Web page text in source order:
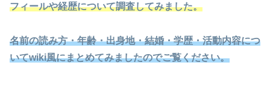
フィールや経歴について調査してみました。
名前の読み方・年齢・出身地・結婚・学歴・活動内容につ
いてwiki風にまとめてみましたのでご覧ください。